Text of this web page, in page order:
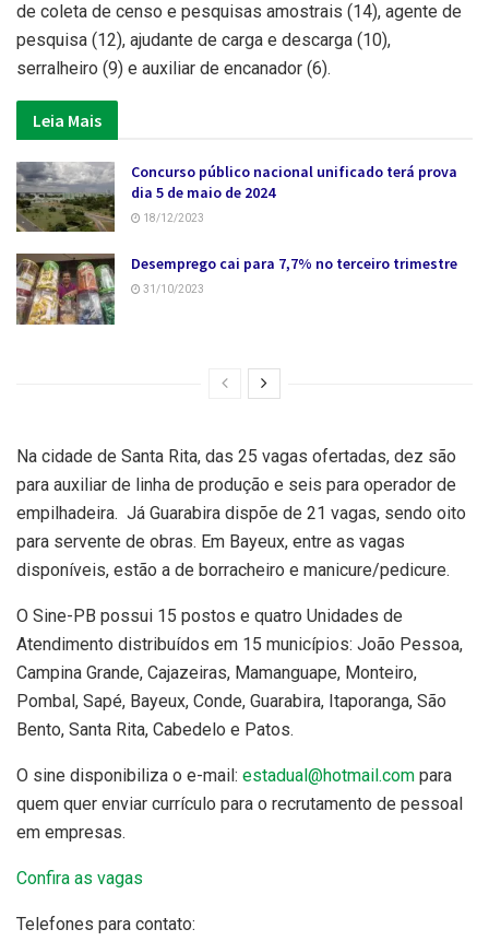
de coleta de censo e pesquisas amostrais (14), agente de
pesquisa (12), ajudante de carga e descarga (10),
serralheiro (9) e auxiliar de encanador (6).
Leia Mais
Concurso público nacional unificado terá prova
dia 5 de maio de 2024
18/12/2023
Desemprego cai para 7,7% no terceiro trimestre
31/10/2023
Na cidade de Santa Rita, das 25 vagas ofertadas, dez são
para auxiliar de linha de produção e seis para operador de
empilhadeira. Já Guarabira dispõe de 21 vagas, sendo oito
para servente de obras. Em Bayeux, entre as vagas
disponíveis, estão a de borracheiro e manicure/pedicure.
O Sine-PB possui 15 postos e quatro Unidades de
Atendimento distribuídos em 15 municípios: João Pessoa,
Campina Grande, Cajazeiras, Mamanguape, Monteiro,
Pombal, Sapé, Bayeux, Conde, Guarabira, Itaporanga, São
Bento, Santa Rita, Cabedelo e Patos.
O sine disponibiliza o e-mail: estadual@hotmail.com para
quem quer enviar currículo para o recrutamento de pessoal
em empresas.
Confira as vagas
Telefones para contato: